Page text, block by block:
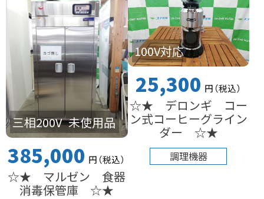
未使用品
三相200V
385,000 円（税込）
☆★ マルゼン 食器
消毒保管庫 ☆★
100V対応
25,300 円（税込）
☆★ デロンギ コー
ン式コーヒーグライン
ダー ☆★
調理機器